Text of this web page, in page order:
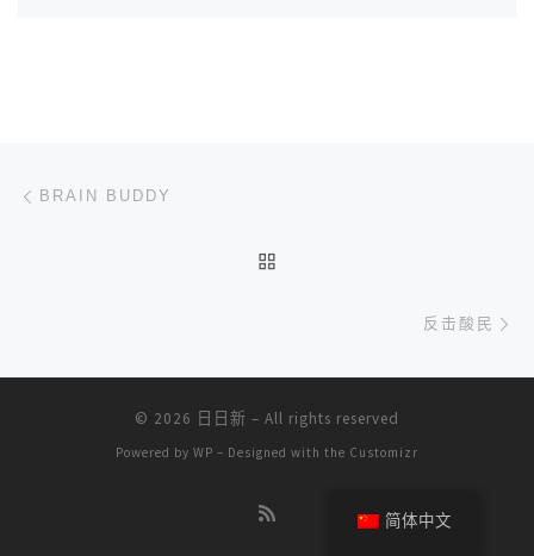
文章导航
BRAIN BUDDY
反击酸民
© 2026 日日新 – All rights reserved
Powered by WP – Designed with the Customizr
简体中文